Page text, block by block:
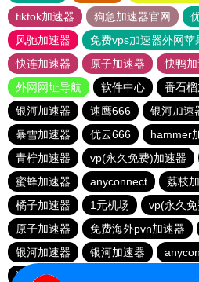
tiktok加速器
狗急加速器官网
风驰加速器
免费vps加速器外网苹
快连加速器
原子加速器 快鸭
外网网址导航
软件中心 番石
银河加速器
速鹰666 银河加速
暴雪加速器
优云666 hammer
青柠加速器
vp(永久免费)加速器
蜜蜂加速器
anyconnect 荔枝
橘子加速器
1元机场 vp(永久
原子加速器
免费海外pvn加速器
银河加速器
银河加速器
海鸥加速器